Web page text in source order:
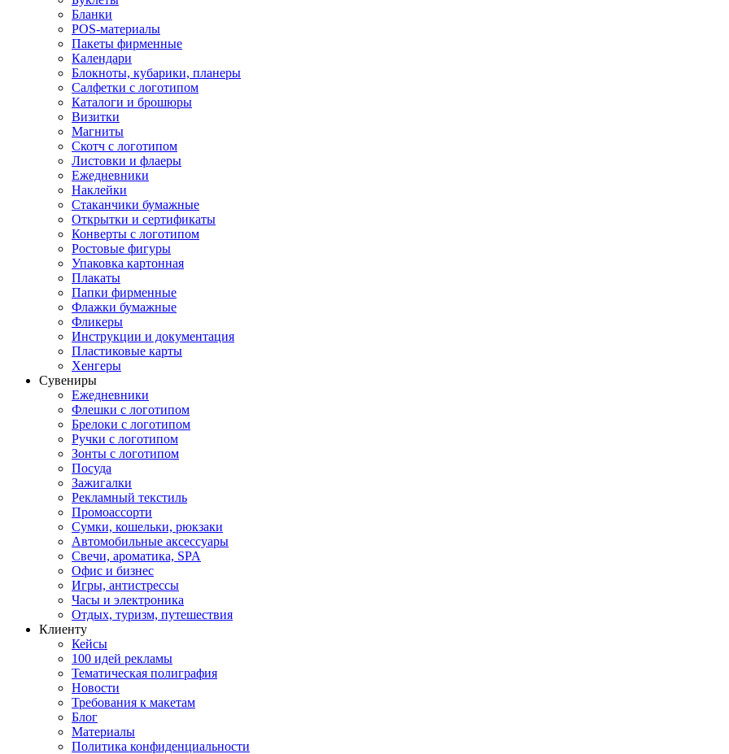
Бланки
POS-материалы
Пакеты фирменные
Календари
Блокноты, кубарики, планеры
Салфетки с логотипом
Каталоги и брошюры
Визитки
Магниты
Скотч с логотипом
Листовки и флаеры
Ежедневники
Наклейки
Стаканчики бумажные
Открытки и сертификаты
Конверты с логотипом
Ростовые фигуры
Упаковка картонная
Плакаты
Папки фирменные
Флажки бумажные
Фликеры
Инструкции и документация
Пластиковые карты
Хенгеры
Сувениры
Ежедневники
Флешки с логотипом
Брелоки с логотипом
Ручки с логотипом
Зонты с логотипом
Посуда
Зажигалки
Рекламный текстиль
Промоассорти
Сумки, кошельки, рюкзаки
Автомобильные аксессуары
Свечи, ароматика, SPA
Офис и бизнес
Игры, антистрессы
Часы и электроника
Отдых, туризм, путешествия
Клиенту
Кейсы
100 идей рекламы
Тематическая полиграфия
Новости
Требования к макетам
Блог
Материалы
Политика конфиденциальности